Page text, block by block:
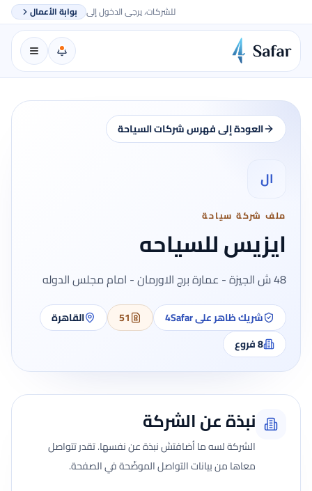
للشركات، يرجى الدخول إلى بوابة الأعمال
العودة إلى فهرس شركات السياحة
ال
ملف شركة سياحة
ايزيس للسياحه
48 ش الجيزة - عمارة برج الاورمان - امام مجلس الدوله
شريك ظاهر على 4Safar 51
القاهرة
8فروع
نبذة عن الشركة
الشركة لسه ما أضافتش نبذة عن نفسها. تقدر تتواصل
معاها من بيانات التواصل الموضّحة في الصفحة.